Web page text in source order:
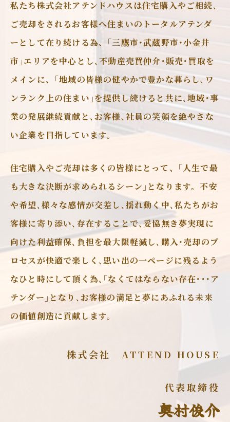
私たち株式会社アテンドハウスは住宅購入やご相続､
ご売却をされるお客様へ住まいのトータルアテンダ
ーとして在り続ける為、｢三鷹市･武蔵野市･小金井
市｣エリアを中心とし､不動産売買仲介･販売･買取を
メインに、｢地域の皆様の健やかで豊かな暮らし､ワ
ンランク上の住まい｣を提供し続けると共に､地域･事
業の発展継続貢献と､お客様､社員の笑顔を絶やさな
い企業を目指しています。
住宅購入やご売却は多くの皆様にとって、｢人生で最
も大きな決断が求められるシーン｣となります。不安
や希望､様々な感情が交差し､揺れ動く中､私たちがお
客様に寄り添い､存在することで､妥協無き夢実現に
向けた利益確保､負担を最大限軽減し､購入･売却のプ
ロセスが快適で楽しく､思い出の一ページに残るよう
なひと時にして頂く為､｢なくてはならない存在･･･ア
テンダー｣となり､お客様の満足と夢にあふれる未来
の価値創造に貢献します。
株式会社 ATTEND HOUSE
代表取締役
奥村俊介